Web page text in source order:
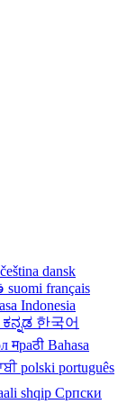
čeština dansk
suomi français
Indonesia
ಕನ್ನಡ 한국어
मраठी Bahasa
polski português
shqip Српски